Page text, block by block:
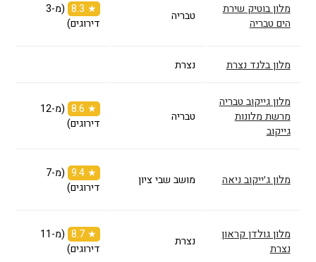
מלון בוטיק שירת
הים טבריה
טבריה ★ 8.3
(מ-3
דירוגים)
מלון בלנד נצרת נצרת
מלון גייקוב טבריה
מרשת מלונות
גייקוב
טבריה
★ 8.6
(מ-12
דירוגים)
מלון ג׳ייקוב ניאה מושב שבי ציון ★ 9.4
(מ-7
דירוגים)
מלון גולדן קראון
נצרת
נצרת ★ 8.7
(מ-11
דירוגים)